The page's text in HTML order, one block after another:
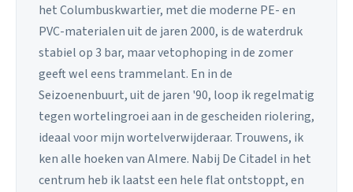
het Columbuskwartier, met die moderne PE- en
PVC-materialen uit de jaren 2000, is de waterdruk
stabiel op 3 bar, maar vetophoping in de zomer
geeft wel eens trammelant. En in de
Seizoenenbuurt, uit de jaren '90, loop ik regelmatig
tegen wortelingroei aan in de gescheiden riolering,
ideaal voor mijn wortelverwijderaar. Trouwens, ik
ken alle hoeken van Almere. Nabij De Citadel in het
centrum heb ik laatst een hele flat ontstoppt, en